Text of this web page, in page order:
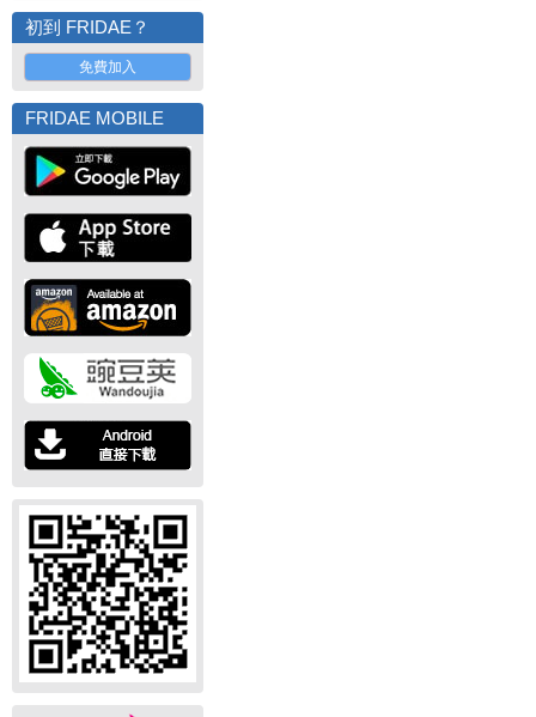
初到 FRIDAE？
免費加入
FRIDAE MOBILE